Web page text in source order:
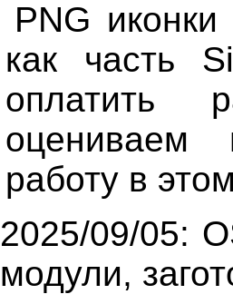
PNG
как часть
оплатить
оцениваем
работу в
2025/09/05:
модули,